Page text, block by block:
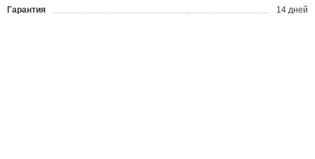
Гарантия 14 дней